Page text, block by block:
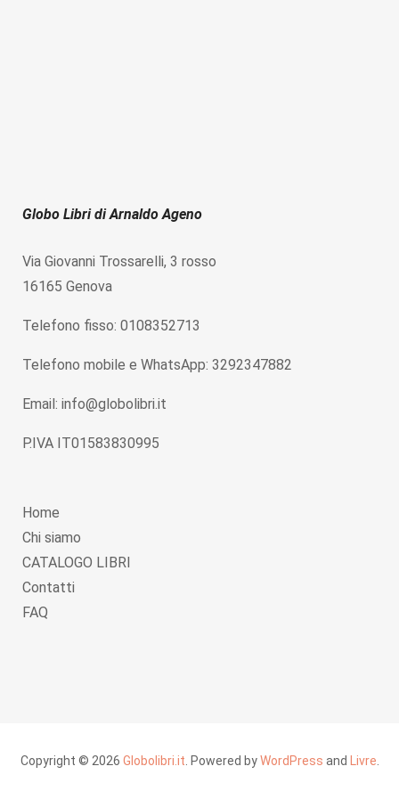
Globo Libri di Arnaldo Ageno
Via Giovanni Trossarelli, 3 rosso
16165 Genova
Telefono fisso: 0108352713
Telefono mobile e WhatsApp: 3292347882
Email: info@globolibri.it
P.IVA IT01583830995
Home
Chi siamo
CATALOGO LIBRI
Contatti
FAQ
Copyright © 2026 Globolibri.it. Powered byWordPress and Livre.